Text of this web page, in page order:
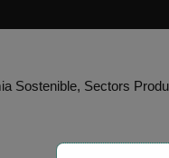
Sostenible, Sectors